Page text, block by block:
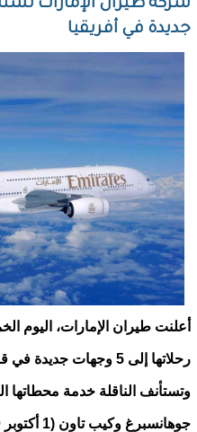
جديدة في أفريقيا
أعلنت طيران الإمارات، اليوم
رحلاتها إلى 5 وجهات جديدة في قارة أفريقيا.
وتستأنف الناقلة خدمة محطاتها